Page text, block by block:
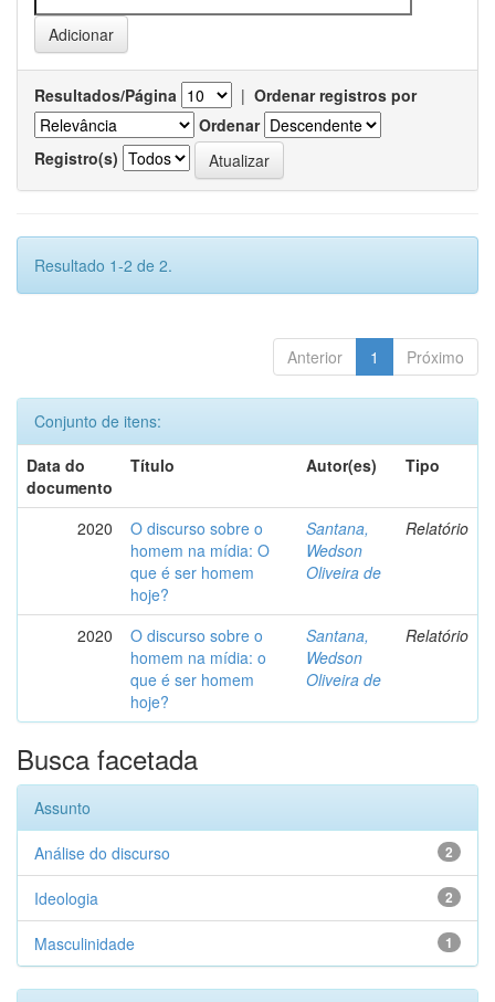
Resultados/Página | Ordenar registros por
Ordenar
Registro(s)
Resultado 1-2 de 2.
Anterior 1 Próximo
Conjunto de itens:
Data do
documento
Título Autor(es) Tipo
2020
O discurso sobre o
homem na mídia: O
que é ser homem
hoje?
Santana,
Wedson
Oliveira de
Relatório
2020
O discurso sobre o
homem na mídia: o
que é ser homem
hoje?
Santana,
Wedson
Oliveira de
Relatório
Busca facetada
Assunto
2
Análise do discurso
2
Ideologia
1
Masculinidade